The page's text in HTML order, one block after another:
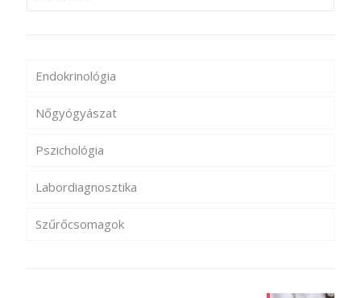
Endokrinológia
Nőgyógyászat
Pszichológia
Labordiagnosztika
Szűrőcsomagok